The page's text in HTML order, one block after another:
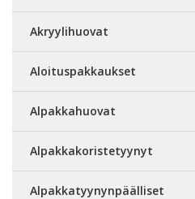
Akryylihuovat
Aloituspakkaukset
Alpakkahuovat
Alpakkakoristetyynyt
Alpakkatyynynpäälliset